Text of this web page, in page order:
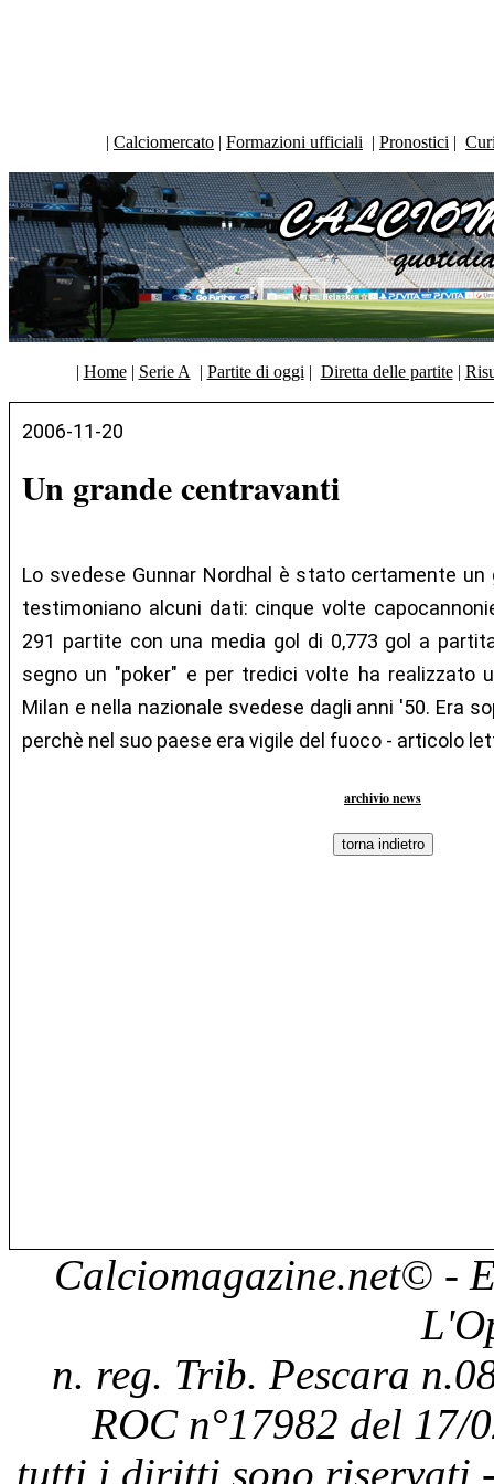
| Calciomercato | Formazioni ufficiali | Pronostici |
| Home| Serie A | Partite di oggi | Diretta delle partite|
2006-11-20
Un grande centravanti
Lo svedese Gunnar Nordhal è stato certamente
testimoniano alcuni dati: cinque volte
291 partite con una media gol di 0,773 gol a
segno un "poker" e per tredici volte ha realizzato
Milan e nella nazionale svedese dagli anni '50. Era
perchè nel suo paese era vigile del fuoco - articolo
archivio news
Calciomagazine.net© -
n. reg. Trib. Pescara
ROC n°17982 del 17/
tutti i diritti sono riservati